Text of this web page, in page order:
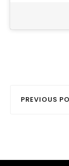
PREVIOUS